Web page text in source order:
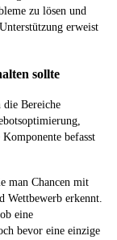
zu lösen und
erweist
sollte
die Bereiche
Komponente befasst
man Chancen mit
Wettbewerb erkennt.
eine
bevor eine einzige